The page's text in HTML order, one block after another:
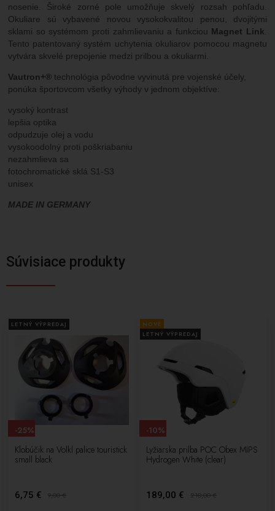
nosenie. Široké zorné pole umožňuje skvelý rozsah pohľadu.
Okuliare sú vybavené novou vysokokvalitou penou, dvojitými
sklami so systémom proti zahmlievaniu a funkciou Magnet Link
Tento patentovaný systém uchytenia okuliarov pomocou magnetu
vytvára skvelé prepojenie medzi prilbou a okuliarmi.
Vautron+® technológia pôvodne vyvinutá pre vojenské účely,
ponúka športovcom všetky výhody v jednom objektíve:
vysoký kontrast
lepšia optika
odpudzuje olej a vodu
vysokoodolný proti poškriabaniu
nezahmlieva sa
fotochromatické sklá S1-S3
unisex
MADE IN GERMANY
Súvisiace produkty
LETNÝ VÝPREDAJ
Klobúčik na Volkl palice touristick
small black
6,75 € 9,00€
-25%
NOVÉ
LETNÝ VÝPREDAJ
Lyžiarska prilba POC Obex MIPS
Hydrogen White (clear)
189,00 € 210,00€
-10%